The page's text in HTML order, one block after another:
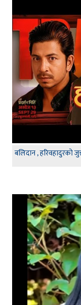
बलिदान , हरिवहादुरको